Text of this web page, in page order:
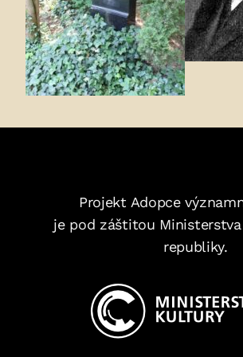
Projekt Adopce
je pod záštitou
republiky.